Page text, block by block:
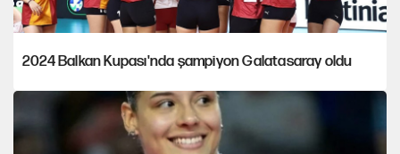
2024 Balkan Kupası'nda şampiyon Galatasaray oldu